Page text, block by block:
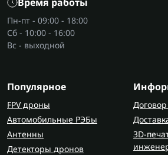
Пн-пт - 09:00 - 18:00
Сб - 10:00 - 16:00
Вс - выходной
Популярное
FPV дроны
Автомобильные РЭБы
Антенны
Детекторы дронов
3D-